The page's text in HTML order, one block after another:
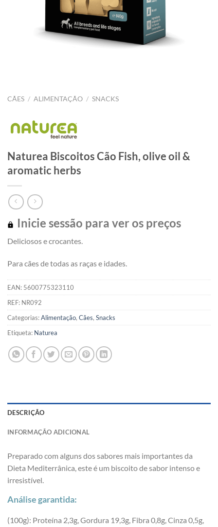
CÃES / ALIMENTAÇÃO / SNACKS
Naturea Biscoitos Cão Fish, olive oil &
aromatic herbs
Inicie sessão para ver os preços
Deliciosos e crocantes.
Para cães de todas as raças e idades.
EAN: 5600775323110
REF: NR092
Categorias:Alimentação, Cães, Snacks
Etiqueta: Naturea
DESCRIÇÃO
INFORMAÇÃO ADICIONAL
Preparado com alguns dos sabores mais importantes da
Dieta Mediterrânica, este é um biscoito de sabor intenso e
irresistível.
Análise garantida:
(100g): Proteína 2,3g, Gordura 19,3g, Fibra 0,8g, Cinza 0,5g,